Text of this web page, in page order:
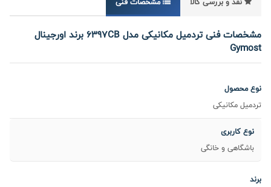
مشخصات فنی تردمیل مکانیکی مدل 6397CB برند اورجینال
Gymost
نوع محصول
تردمیل مکانیکی
نوع کاربری
باشگاهی و خانگی
برند